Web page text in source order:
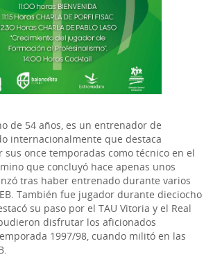
de 54 años, es un entrenador de
internacionalmente que destaca
once temporadas como técnico en el
que concluyó hace apenas unos
tras haber entrenado durante varios
También fue jugador durante dieciocho
su paso por el TAU Vitoria y el Real
disfrutar los aficionados
1997/98, cuando militó en las